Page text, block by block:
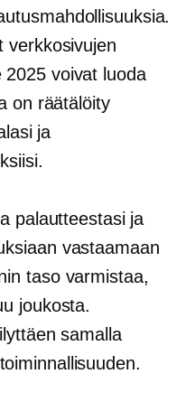
verkkosivujen
2025 voivat luoda
on räätälöity
ja
palautteestasi ja
vastaamaan
taso varmistaa,
joukosta.
samalla